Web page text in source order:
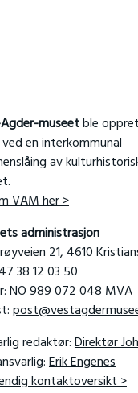
museetble
en interkommunal
av
VAM her >
administrasjon
21, 4610
38 12 03 50
NO 989 072 048 MVA
redaktør:Direktør
Erik Engenes
kontaktoversikt >